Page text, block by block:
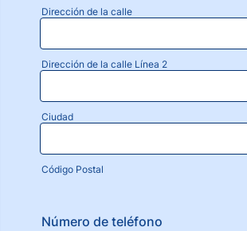
Dirección de la calle
Dirección de la calle Línea 2
Ciudad
Código Postal
Número de teléfono